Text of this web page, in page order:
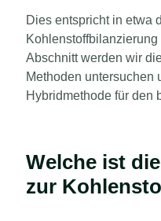
Dies entspricht in etwa
Abschnitt werden wir
Methoden untersuchen
Hybridmethode für den
Welche ist
zur